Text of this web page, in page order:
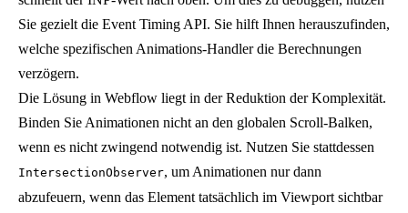
Sie gezielt die Event Timing API. Sie hilft Ihnen herauszufinden,
welche spezifischen Animations-Handler die Berechnungen
verzögern.
Die Lösung in Webflow liegt in der Reduktion der Komplexität.
Binden Sie Animationen nicht an den globalen Scroll-Balken,
wenn es nicht zwingend notwendig ist. Nutzen Sie stattdessen
IntersectionObserver, um Animationen nur dann
abzufeuern, wenn das Element tatsächlich im Viewport sichtbar